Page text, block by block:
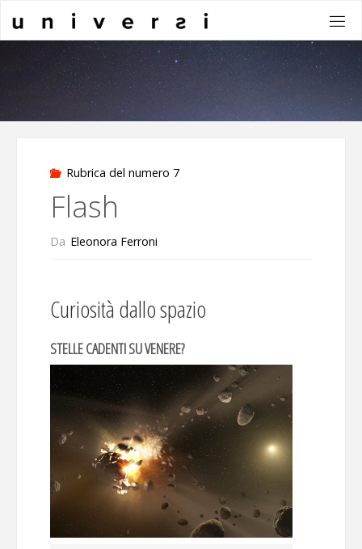
contenuto
Rubrica del numero 7
Flash
Da Eleonora Ferroni
Curiosità dallo spazio
STELLE CADENTI SU VENERE?